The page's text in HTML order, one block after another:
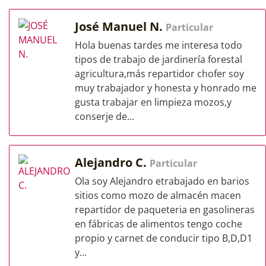
José Manuel N. Particular
Hola buenas tardes me interesa todo
tipos de trabajo de jardinería forestal
agricultura,más repartidor chofer soy
muy trabajador y honesta y honrado me
gusta trabajar en limpieza mozos,y
conserje de...
Alejandro C. Particular
Ola soy Alejandro etrabajado en barios
sitios como mozo de almacén macen
repartidor de paqueteria en gasolineras
en fábricas de alimentos tengo coche
propio y carnet de conducir tipo B,D,D1
y...